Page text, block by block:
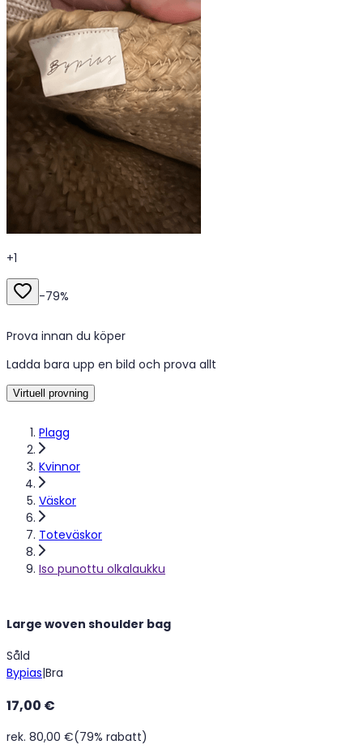
Plagg
Kvinnor
Väskor
Toteväskor
Iso punottu olkalaukku
+1
-79%
Prova innan du köper
Ladda bara upp en bild och prova allt
Virtuell provning
Large woven shoulder bag
Såld
Bypias|Bra
17,00 €
rek. 80,00 €(79% rabatt)